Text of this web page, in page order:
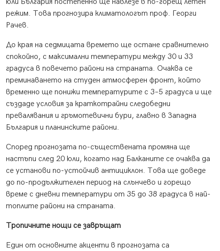
режим. Това прогнозира климатологът проф. Георги
Рачев.
До края на седмицата времето ще остане сравнително
спокойно, с максимални температури между 30 и 33
градуса в повечето райони на страната. Очаква се
преминаването на студен атмосферен фронт, който
временно ще понижи температурите с 3–5 градуса и ще
създаде условия за краткотрайни следобедни
превалявания и гръмотевични бури, главно в Западна
България и планинските райони.
Според прогнозата по-съществената промяна ще
настъпи след 20 юли, когато над Балканите се очаква да
се установи по-устойчив антициклон. Това ще доведе
до по-продължителен период на слънчево и горещо
време с дневни температури от 35 до 38 градуса в най-
топлите райони на страната.
Тропичните нощи се завръщат
Един от основните акценти в прогнозата са